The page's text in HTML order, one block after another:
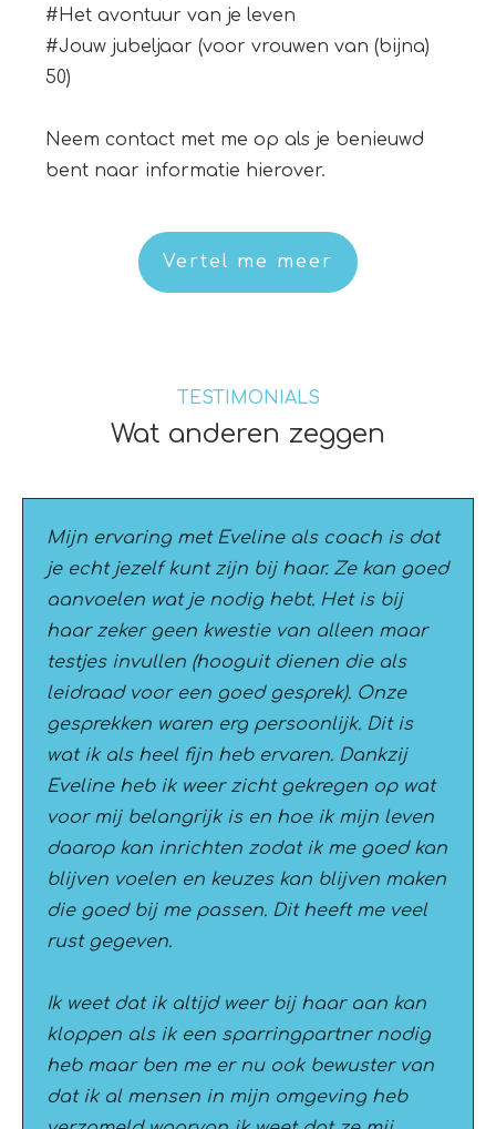
#Het avontuur van je leven
#Jouw jubeljaar (voor vrouwen van (bijna)
50)
Neem contact met me op als je benieuwd
bent naar informatie hierover.
Vertel me meer
TESTIMONIALS
Wat anderen zeggen
Mijn ervaring met Eveline als coach is dat
je echt jezelf kunt zijn bij haar. Ze kan goed
aanvoelen wat je nodig hebt. Het is bij
haar zeker geen kwestie van alleen maar
testjes invullen (hooguit dienen die als
leidraad voor een goed gesprek). Onze
gesprekken waren erg persoonlijk. Dit is
wat ik als heel fijn heb ervaren. Dankzij
Eveline heb ik weer zicht gekregen op wat
voor mij belangrijk is en hoe ik mijn leven
daarop kan inrichten zodat ik me goed kan
blijven voelen en keuzes kan blijven maken
die goed bij me passen. Dit heeft me veel
rust gegeven.
Ik weet dat ik altijd weer bij haar aan kan
kloppen als ik een sparringpartner nodig
heb maar ben me er nu ook bewuster van
dat ik al mensen in mijn omgeving heb